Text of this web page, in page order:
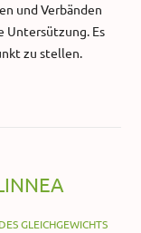
und Verbänden
Untersützung. Es
zu stellen.
GLEICHGEWICHTS